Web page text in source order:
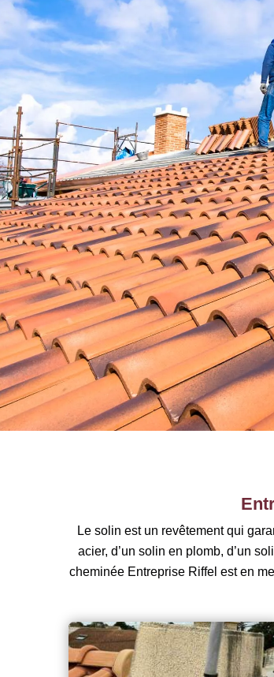
Le solin est un revêtement qui
acier, d’un solin en plomb, d’un
cheminée Entreprise Riffel est en